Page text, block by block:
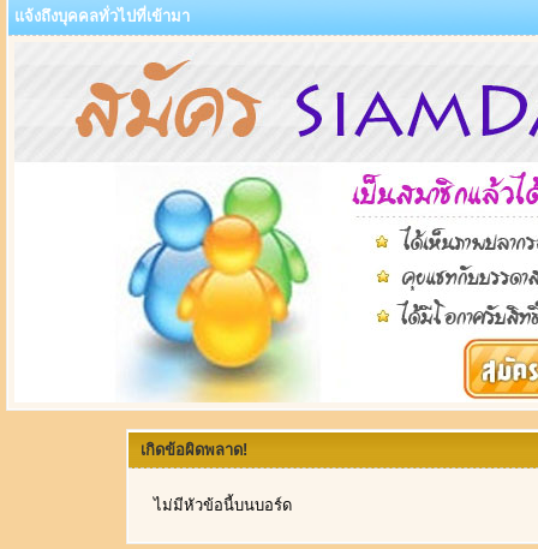
แจ้งถึงบุคคลทั่วไปที่เข้ามา
เกิดข้อผิดพลาด!
ไม่มีหัวข้อนี้บนบอร์ด